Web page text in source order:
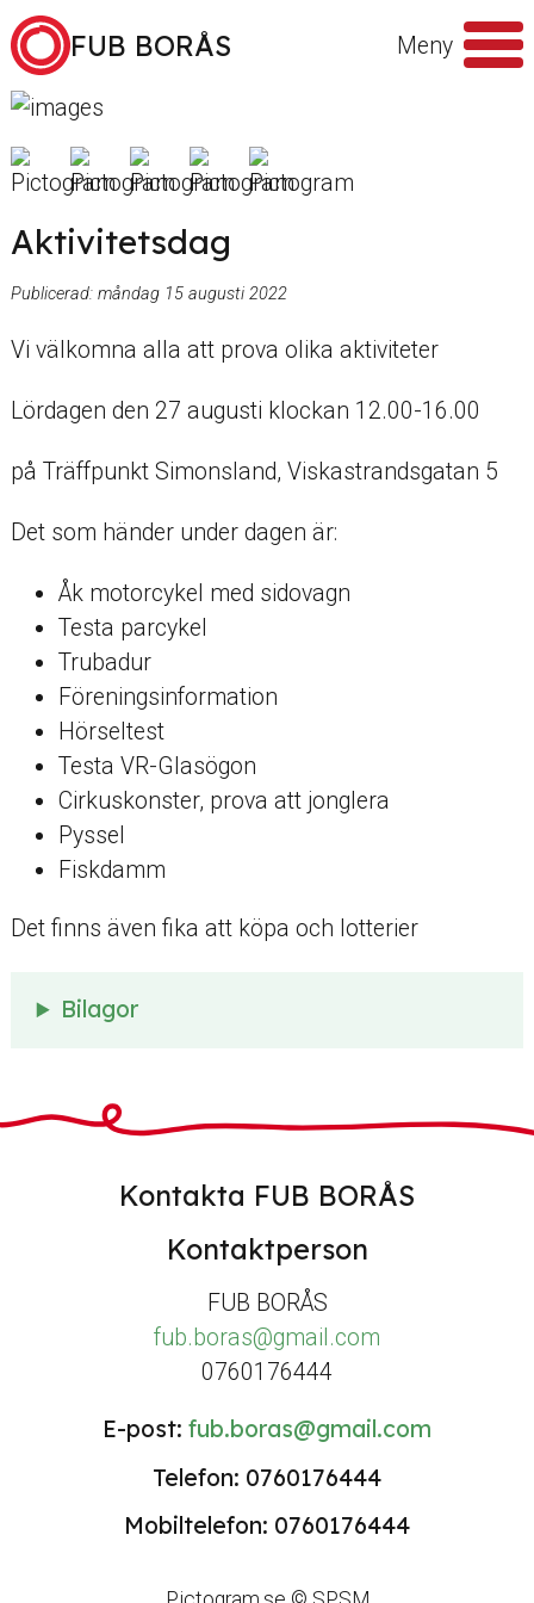
Hoppa till innehåll
FUB BORÅS Meny
efter
Aktivitetsdag
Publicerad: måndag 15 augusti 2022
Vi välkomna alla att prova olika aktiviteter
Lördagen den 27 augusti klockan 12.00-16.00
på Träffpunkt Simonsland, Viskastrandsgatan 5
Det som händer under dagen är:
Åk motorcykel med sidovagn
Testa parcykel
Trubadur
Föreningsinformation
Hörseltest
Testa VR-Glasögon
Cirkuskonster, prova att jonglera
Pyssel
Fiskdamm
Det finns även fika att köpa och lotterier
Bilagor
Kontakta FUB BORÅS
Kontaktperson
FUB BORÅS
fub.boras@gmail.com
0760176444
E-post: fub.boras@gmail.com
Telefon: 0760176444
Mobiltelefon: 0760176444